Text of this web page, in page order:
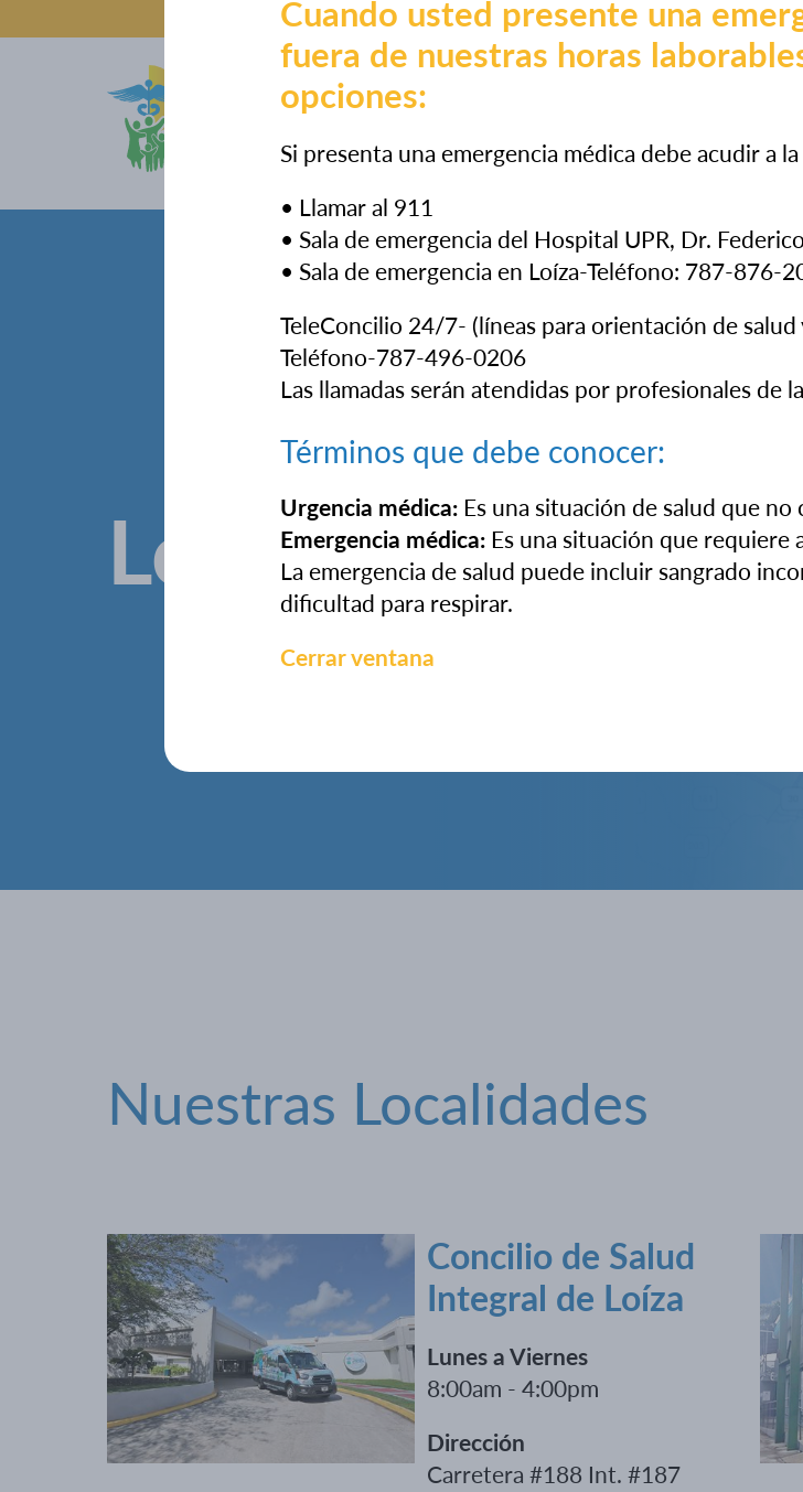
Sobre Nosotros
Servicios
Localidades
Nuestras Localidades
Concilio de Salud
Integral de Loíza
Lunes a Viernes
8:00am - 4:00pm
Dirección
Carretera #188 Int. #187
Cuando usted presente una
fuera de nuestras horas
opciones:
Si presenta una emergencia médica debe acudir a
• Llamar al 911
• Sala de emergencia del Hospital UPR, Dr.
• Sala de emergencia en Loíza-Teléfono: 787-876-
TeleConcilio 24/7- (líneas para orientación de salud
Teléfono-787-496-0206
Las llamadas serán atendidas por profesionales de
Términos que debe conocer:
Urgencia médica:Es una situación de salud que no
Emergencia médica:Es una situación que requiere
La emergencia de salud puede incluir sangrado
dificultad para respirar.
Cerrar ventana